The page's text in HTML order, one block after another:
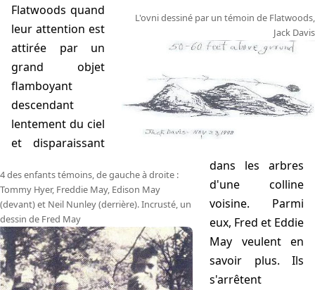
L'ovni dessiné par un témoin de Flatwoods,
Jack Davis
4 des enfants témoins, de gauche à droite :
Tommy Hyer, Freddie May, Edison May
(devant) et Neil Nunley (derrière). Incrusté, un
dessin de Fred May
Flatwoods quand
leur attention est
attirée par un
grand objet
flamboyant
descendant
lentement du ciel
et disparaissant
dans les arbres
d'une colline
voisine. Parmi
eux, Fred et Eddie
May veulent en
savoir plus. Ils
s'arrêtent